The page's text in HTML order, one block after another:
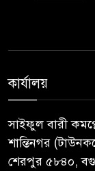
কার্যালয়
সাইফুল বারী
শান্তিনগর
শেরপুর ৫৮৪০,